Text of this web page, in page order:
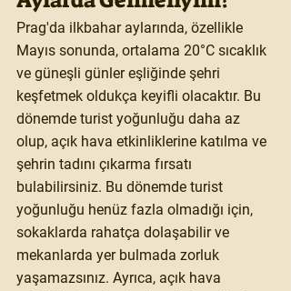
​Prag'da ilkbahar aylarında, özellikle
Mayıs sonunda, ortalama 20°C sıcaklık
ve güneşli günler eşliğinde şehri
keşfetmek oldukça keyifli olacaktır. Bu
dönemde turist yoğunluğu daha az
olup, açık hava etkinliklerine katılma ve
şehrin tadını çıkarma fırsatı
bulabilirsiniz. Bu dönemde turist
yoğunluğu henüz fazla olmadığı için,
sokaklarda rahatça dolaşabilir ve
mekanlarda yer bulmada zorluk
yaşamazsınız. Ayrıca, açık hava